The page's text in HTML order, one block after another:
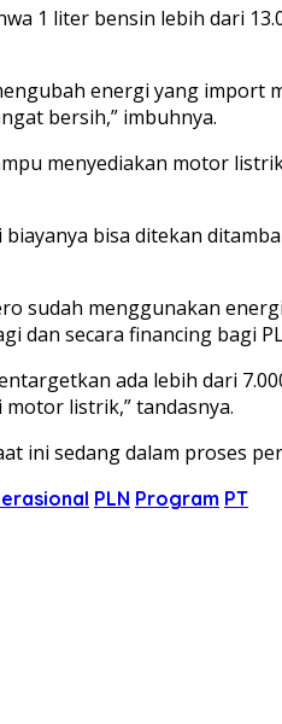
1 liter bensin lebih dari
energi yang import
bersih,” imbuhnya.
menyediakan motor
bisa ditekan
sudah menggunakan
dan secara financing bagi
ada lebih dari
listrik,” tandasnya.
ini sedang dalam proses
PLN Program PT